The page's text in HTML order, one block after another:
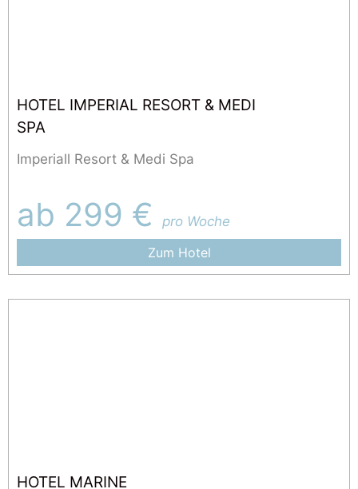
HOTEL IMPERIAL RESORT & MEDI
SPA
Imperiall Resort & Medi Spa
ab 299 €
pro Woche
Zum Hotel
HOTEL MARINE